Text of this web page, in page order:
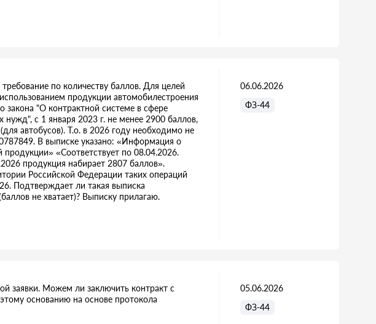
по количеству баллов. Для целей
продукции автомобилестроения
закона "О контрактной системе в сфере
нужд", с 1 января 2023 г. не менее 2900 баллов,
автобусов). Т.о. в 2026 году необходимо не
В выписке указано: «Информация о
«Соответствует по 08.04.2026.
продукция набирает 2807 баллов».
Российской Федерации таких операций
Подтверждает ли такая выписка
не хватает)? Выписку прилагаю.
06.06.2026
ФЗ-44
заявки. Можем ли заключить контракт с
основанию на основе протокола
05.06.2026
ФЗ-44